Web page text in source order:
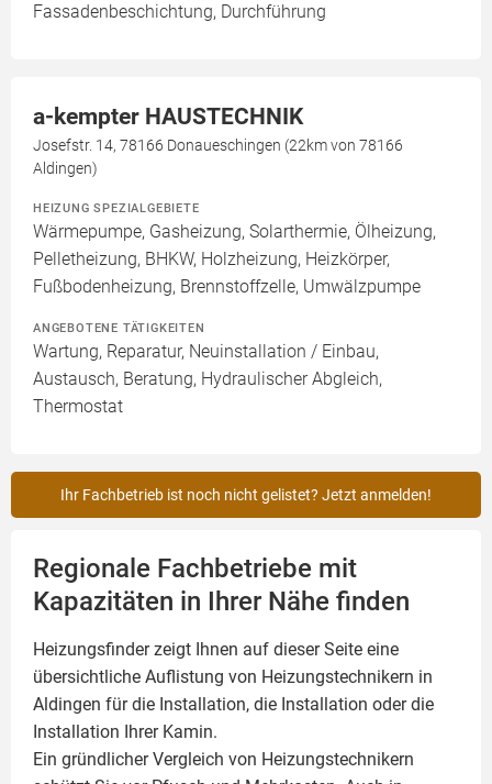
Fassadenbeschichtung, Durchführung
a-kempter HAUSTECHNIK
Josefstr. 14, 78166 Donaueschingen (22km von 78166
Aldingen)
HEIZUNG SPEZIALGEBIETE
Wärmepumpe, Gasheizung, Solarthermie, Ölheizung,
Pelletheizung, BHKW, Holzheizung, Heizkörper,
Fußbodenheizung, Brennstoffzelle, Umwälzpumpe
ANGEBOTENE TÄTIGKEITEN
Wartung, Reparatur, Neuinstallation / Einbau,
Austausch, Beratung, Hydraulischer Abgleich,
Thermostat
Ihr Fachbetrieb ist noch nicht gelistet? Jetzt anmelden!
Regionale Fachbetriebe mit
Kapazitäten in Ihrer Nähe finden
Heizungsfinder zeigt Ihnen auf dieser Seite eine
übersichtliche Auflistung von Heizungstechnikern in
Aldingen für die Installation, die Installation oder die
Installation Ihrer Kamin.
Ein gründlicher Vergleich von Heizungstechnikern